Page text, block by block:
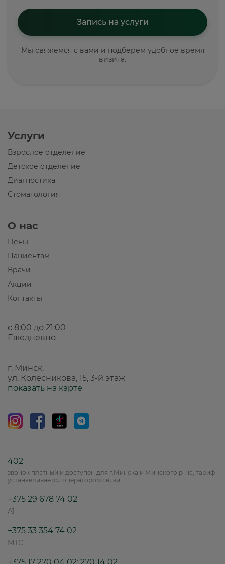
Мы свяжемся с вами и подберем удобное время
визита.
Услуги
Взрослое отделение
Детское отделение
Диагностика
Стоматология
О нас
Цены
Пациентам
Врачи
Акции
Контакты
с 8:00 до 21:00
Ежедневно
г. Минск,
ул. Колесникова, 15, 3-й этаж
показать на карте
402
звонок платный и доступен для г.Минска и Минского р-на, тариф
устанавливается оператором связи
+375 29 678 74 02
A1
+375 33 354 74 02
МТС
+375 17 270 04 02; 270 14 02